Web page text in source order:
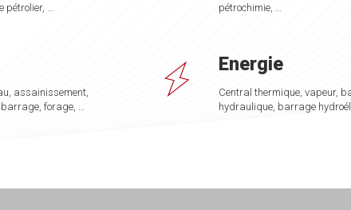
pétrolier, …
pétrochimie, …
assainissement,
forage, …
Energie
Central thermique, vapeur,
hydraulique, barrage